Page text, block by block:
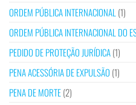
ORDEM PÚBLICA INTERNACIONAL (1)
ORDEM PÚBLICA INTERNACIONAL DO
PEDIDO DE PROTEÇÃO JURÍDICA(1)
PENA ACESSÓRIA DE EXPULSÃO (1)
PENA DE MORTE(2)